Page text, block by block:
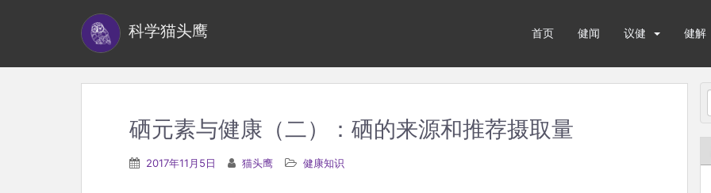
科学猫头鹰 首页 健闻 议健 健解
硒元素与健康（二）：硒的来源和推荐摄取量
2017年11月5日 猫头鹰 健康知识